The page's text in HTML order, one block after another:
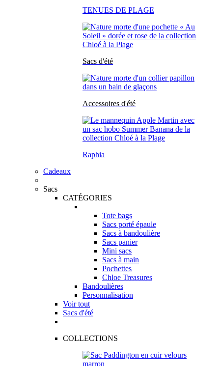
TENUES DE PLAGE
Sacs d'été
Accessoires d'été
Raphia
Cadeaux
Sacs
CATÉGORIES
Tote bags
Sacs porté épaule
Sacs à bandoulière
Sacs panier
Mini sacs
Sacs à main
Pochettes
Chloe Treasures
Bandoulières
Personnalisation
Voir tout
Sacs d'été
COLLECTIONS